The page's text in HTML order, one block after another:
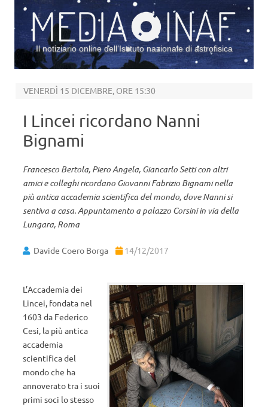
Il notiziario online dell’Istituto nazionale di astrofisica
VENERDÌ 15 DICEMBRE, ORE 15:30
I Lincei ricordano Nanni
Bignami
Francesco Bertola, Piero Angela, Giancarlo Setti con altri
amici e colleghi ricordano Giovanni Fabrizio Bignami nella
più antica accademia scientifica del mondo, dove Nanni si
sentiva a casa. Appuntamento a palazzo Corsini in via della
Lungara, Roma
Davide Coero Borga 14/12/2017
L’Accademia dei
Lincei, fondata nel
1603 da Federico
Cesi, la più antica
accademia
scientifica del
mondo che ha
annoverato tra i suoi
primi soci lo stesso